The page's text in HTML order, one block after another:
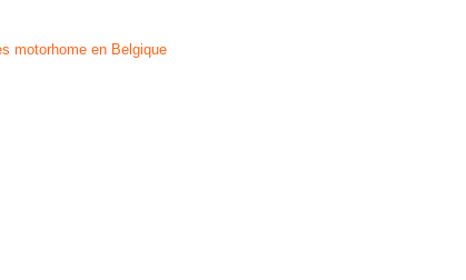
motorhome en Belgique